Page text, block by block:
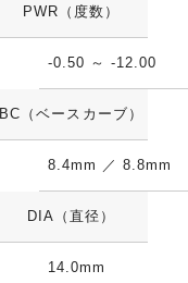
PWR（度数）
-0.50 ～ -12.00
BC（ベースカーブ）
8.4mm ／ 8.8mm
DIA（直径）
14.0mm